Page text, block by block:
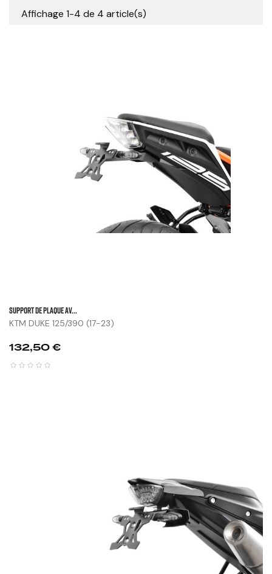
Affichage 1-4 de 4 article(s)
SUPPORT DE PLAQUE AV...
KTM DUKE 125/390 (17-23)
Prix
132,50 €